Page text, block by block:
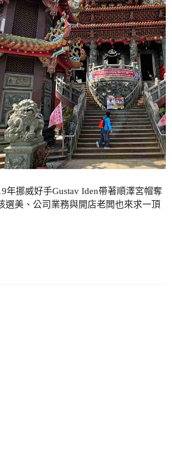
挪威好手Gustav Iden帶著順澤宮帽奪
美、公司業務與開店老闆也來求一頂